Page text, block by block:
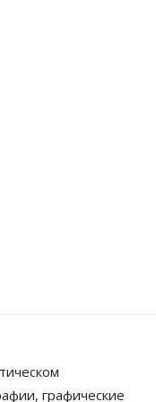
графические